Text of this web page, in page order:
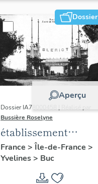
Dossier
Aperçu
Dossier IA78000458 | Réalisé par
Bussière Roselyne
établissement
aéronautique dit
aéroparc Louis-
France > Île-de-France >
Yvelines> Buc